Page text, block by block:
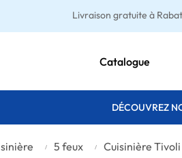
Livraison gratuite à
Catalogue
DÉCOUVREZ
5 feux Cuisinière